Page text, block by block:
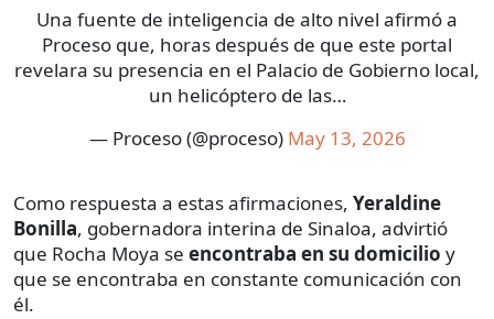
Una fuente de inteligencia de alto nivel afirmó a
Proceso que, horas después de que este portal
revelara su presencia en el Palacio de Gobierno local,
un helicóptero de las…
— Proceso (@proceso) May 13, 2026
Como respuesta a estas afirmaciones, Yeraldine
Bonilla, gobernadora interina de Sinaloa, advirtió
que Rocha Moya se encontraba en su domicilio y
que se encontraba en constante comunicación con
él.